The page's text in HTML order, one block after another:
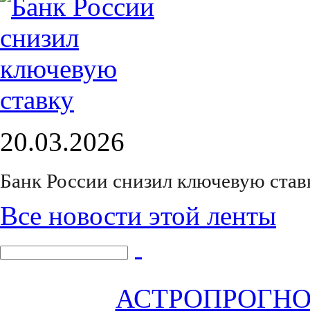
20.03.2026
Банк России снизил ключевую
Все новости этой ленты